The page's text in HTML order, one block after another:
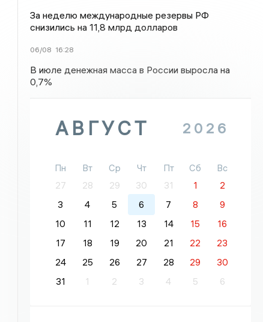
За неделю международные резервы РФ
снизились на 11,8 млрд долларов
06/08 16:28
В июле денежная масса в России выросла на
0,7%
АВГУСТ 2026
Пн Вт Ср Чт Пт Сб
Вс
27
28 29 30 31 1
2
3
4 5 6 7 8
9
10
11 12 13 14 15
16
17
18 19 20 21 22
23
24
25 26 27 28 29
30
31
1 2 3 4 5 6